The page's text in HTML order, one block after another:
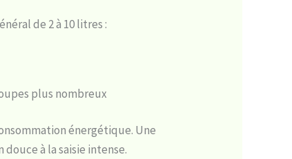
de 2 à 10 litres :
plus nombreux
énergétique. Une
à la saisie intense.